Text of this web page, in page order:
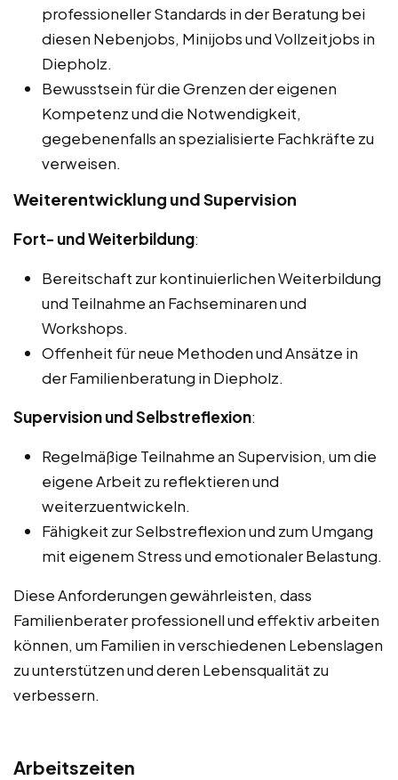
professioneller Standards in der Beratung bei
diesen Nebenjobs, Minijobs und Vollzeitjobs in
Diepholz.
Bewusstsein für die Grenzen der eigenen
Kompetenz und die Notwendigkeit,
gegebenenfalls an spezialisierte Fachkräfte zu
verweisen.
Weiterentwicklung und Supervision
Fort- und Weiterbildung:
Bereitschaft zur kontinuierlichen Weiterbildung
und Teilnahme an Fachseminaren und
Workshops.
Offenheit für neue Methoden und Ansätze in
der Familienberatung in Diepholz.
Supervision und Selbstreflexion:
Regelmäßige Teilnahme an Supervision, um die
eigene Arbeit zu reflektieren und
weiterzuentwickeln.
Fähigkeit zur Selbstreflexion und zum Umgang
mit eigenem Stress und emotionaler Belastung.
Diese Anforderungen gewährleisten, dass
Familienberater professionell und effektiv arbeiten
können, um Familien in verschiedenen Lebenslagen
zu unterstützen und deren Lebensqualität zu
verbessern.
Arbeitszeiten